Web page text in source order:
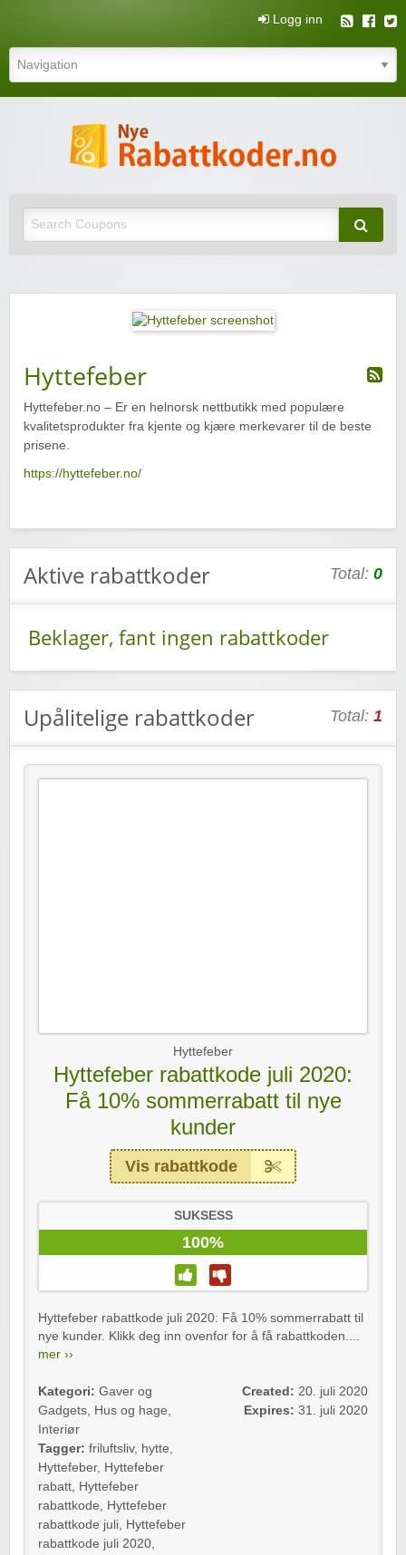
Logg inn
Hyttefeber
Hyttefeber.no – Er en helnorsk nettbutikk med populære
kvalitetsprodukter fra kjente og kjære merkevarer til de beste
prisene.
https://hyttefeber.no/
Aktive rabattkoder Total: 0
Beklager, fant ingen rabattkoder
Upålitelige rabattkoder Total: 1
Hyttefeber
Hyttefeber rabattkode juli 2020:
Få 10% sommerrabatt til nye
kunder
Vis rabattkode
SUKSESS
100%
Hyttefeber rabattkode juli 2020: Få 10% sommerrabatt til
nye kunder. Klikk deg inn ovenfor for å få rabattkoden....
mer ››
Kategori: Gaver og
Gadgets, Hus og hage,
Interiør
Tagger: friluftsliv, hytte,
Hyttefeber, Hyttefeber
rabatt, Hyttefeber
rabattkode, Hyttefeber
rabattkode juli, Hyttefeber
rabattkode juli 2020,
Created: 20. juli 2020
Expires: 31. juli 2020